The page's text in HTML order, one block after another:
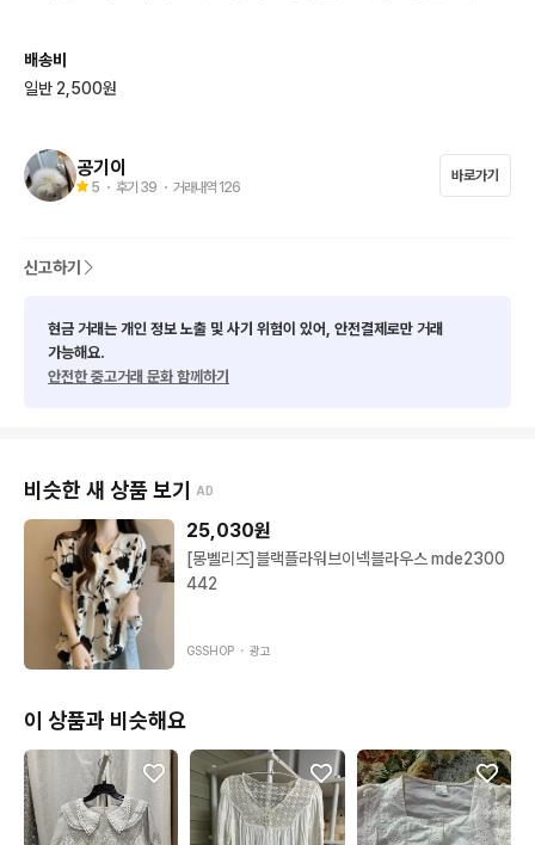
배송비
일반 2,500원
공기이
5 ・ 후기 39 ・ 거래내역 126
바로가기
신고하기
현금 거래는 개인 정보 노출 및 사기 위험이 있어, 안전결제로만 거래
가능해요.
안전한 중고거래 문화 함께하기
비슷한 새 상품 보기 AD
25,030원
[몽벨리즈]블랙플라워브이넥블라우스 mde2300
442
GSSHOP ・ 광고
이 상품과 비슷해요